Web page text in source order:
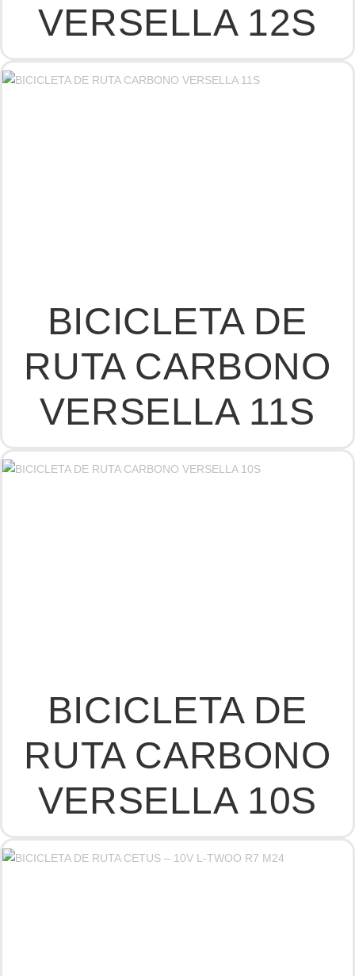
VERSELLA 12S
BICICLETA DE
RUTA CARBONO
VERSELLA 11S
BICICLETA DE
RUTA CARBONO
VERSELLA 10S